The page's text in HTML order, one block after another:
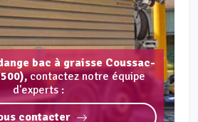
bac à graisse Coussac-
contactez notre équipe
d'experts :
contacter